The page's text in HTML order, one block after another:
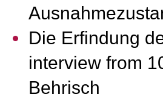
Die Erfindung
interview from
Behrisch